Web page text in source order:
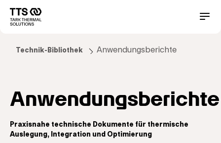
zum
Inhalt
Technik-Bibliothek Anwendungsberichte
Anwendungsberichte
Praxisnahe technische Dokumente für thermische
Auslegung, Integration und Optimierung